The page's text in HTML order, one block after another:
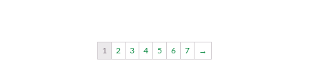
1 2 3 4 5 6 7 →